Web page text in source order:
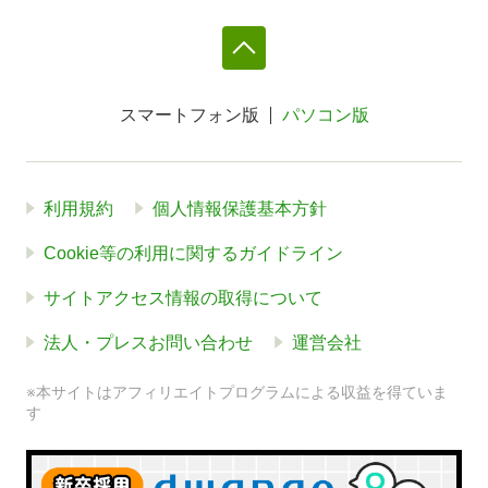
スマートフォン版 パソコン版
利用規約 個人情報保護基本方針
Cookie等の利用に関するガイドライン
サイトアクセス情報の取得について
法人・プレスお問い合わせ 運営会社
※本サイトはアフィリエイトプログラムによる収益を得ていま
す